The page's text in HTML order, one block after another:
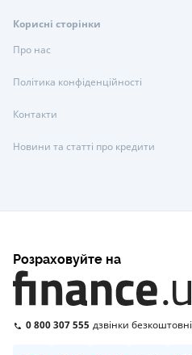
Корисні сторінки
Про нас
Політика конфіденційності
Контакти
Новини та статті про кредити
Розраховуйте на
0 800 307 555 дзвінки безкоштовні